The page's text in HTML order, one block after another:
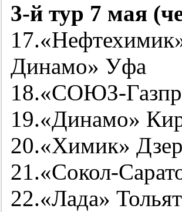
3-йтур 7 мая
Динамо» Уфа
18.«СОЮЗ-
19.«Динамо»
20.«Химик»
21.«Сокол-
22.«Лада»